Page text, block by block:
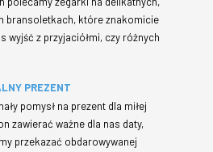
bransoletkach, które znakomicie
wyjść z przyjaciółmi, czy różnych
PREZENT
pomysł na prezent dla miłej
zawierać ważne dla nas daty,
przekazać obdarowywanej